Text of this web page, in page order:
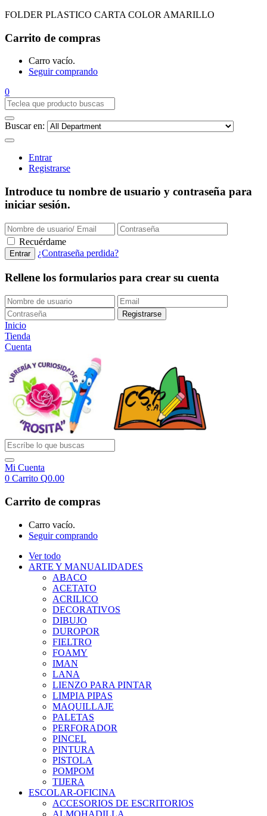
FOLDER PLASTICO CARTA COLOR AMARILLO
Carrito de compras
Carro vacío.
Seguir comprando
0
Buscar en:
Entrar
Registrarse
Introduce tu nombre de usuario y contraseña para
iniciar sesión.
Recuérdame
¿Contraseña perdida?
Rellene los formularios para crear su cuenta
Inicio
Tienda
Cuenta
Mi Cuenta
0 Carrito Q0.00
Carrito de compras
Carro vacío.
Seguir comprando
Ver todo
ARTE Y MANUALIDADES
ABACO
ACETATO
ACRILICO
DECORATIVOS
DIBUJO
DUROPOR
FIELTRO
FOAMY
IMAN
LANA
LIENZO PARA PINTAR
LIMPIA PIPAS
MAQUILLAJE
PALETAS
PERFORADOR
PINCEL
PINTURA
PISTOLA
POMPOM
TIJERA
ESCOLAR-OFICINA
ACCESORIOS DE ESCRITORIOS
ALMOHADILLA